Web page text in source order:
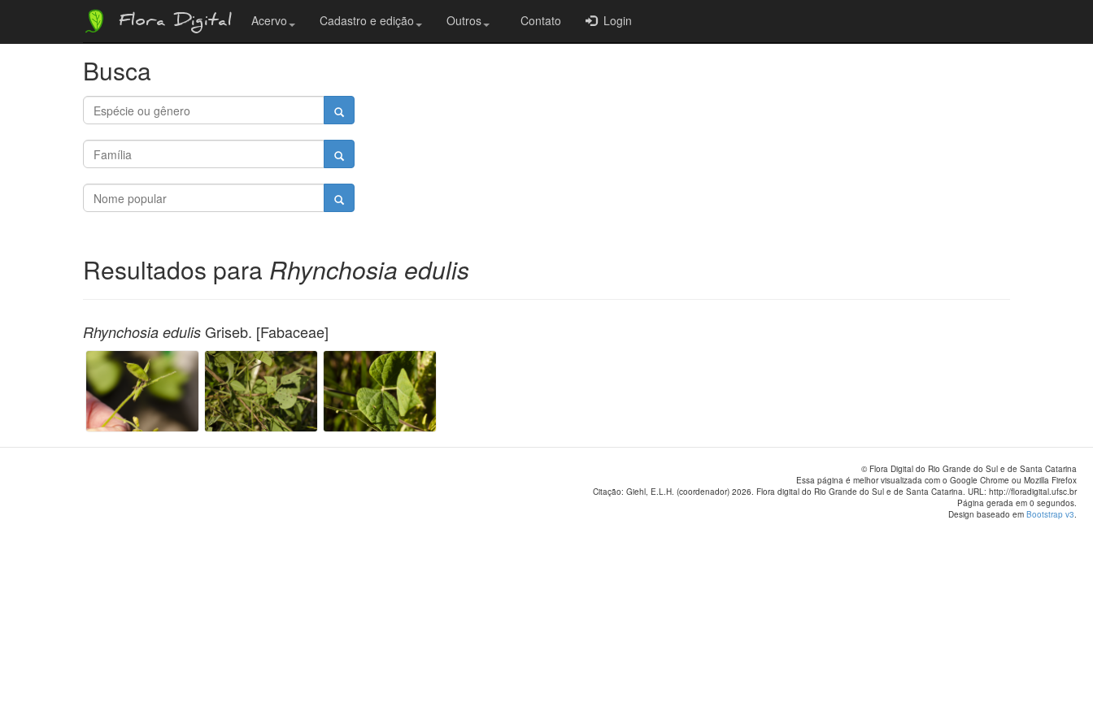
Flora Digital Acervo Cadastro e edição Outros Contato Login
Busca
Resultados para Rhynchosia edulis
Rhynchosia edulis Griseb. [Fabaceae]
© Flora Digital do Rio Grande do Sul e de Santa Catarina
Essa página é melhor visualizada com o Google Chrome ou Mozilla Firefox
Citação: Giehl, E.L.H. (coordenador) 2026. Flora digital do Rio Grande do Sul e de Santa Catarina. URL: http://floradigital.ufsc.br
Página gerada em 0 segundos.
Design baseado em Bootstrap v3